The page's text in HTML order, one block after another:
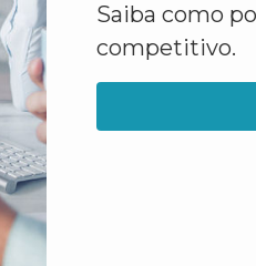
Saiba como
competitivo.